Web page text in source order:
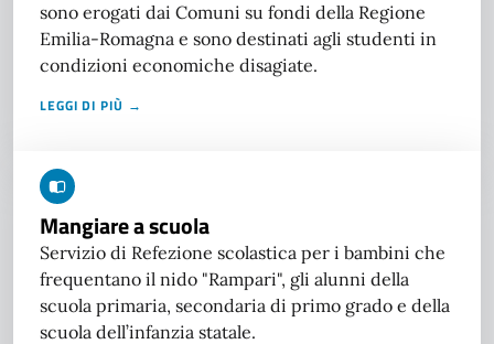
sono erogati dai Comuni su fondi della Regione
Emilia-Romagna e sono destinati agli studenti in
condizioni economiche disagiate.
LEGGI DI PIÙ →
Mangiare a scuola
Servizio di Refezione scolastica per i bambini che
frequentano il nido "Rampari", gli alunni della
scuola primaria, secondaria di primo grado e della
scuola dell’infanzia statale.